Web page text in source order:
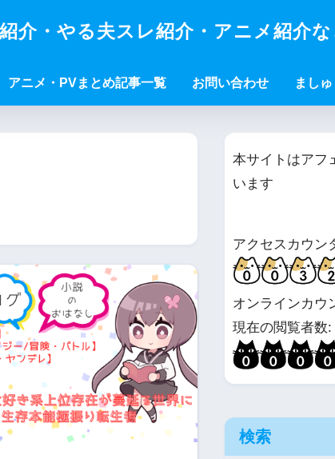
介・やる夫スレ紹介・アニメ紹介
アニメ・PVまとめ記事一覧 お問い合わせ まし
本サイトはアフ
います
アクセスカウン
オンラインカウ
現在の閲覧者数:
検索